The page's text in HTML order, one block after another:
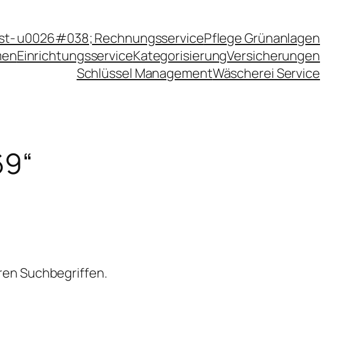
u0026#038; RechnungsservicePflege Grünanlagen
EinrichtungsserviceKategorisierungVersicherungen
Schlüssel ManagementWäscherei Service
Suchbegriffen.